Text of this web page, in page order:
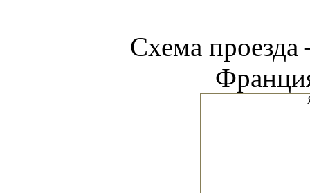
Схема